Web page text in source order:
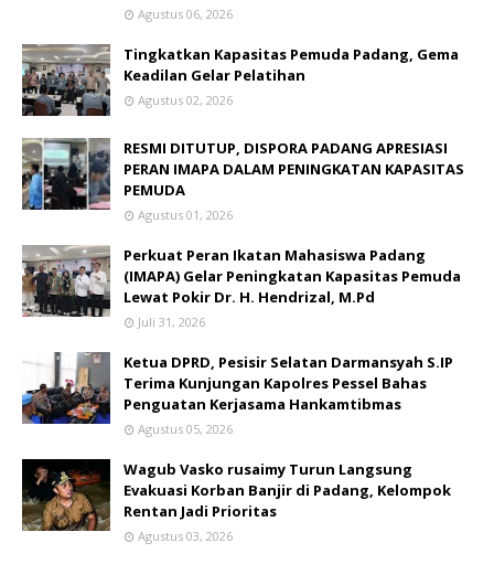
Agustus 06, 2026
Tingkatkan Kapasitas Pemuda Padang, Gema
Keadilan Gelar Pelatihan
Agustus 02, 2026
RESMI DITUTUP, DISPORA PADANG APRESIASI
PERAN IMAPA DALAM PENINGKATAN KAPASITAS
PEMUDA
Agustus 01, 2026
Perkuat Peran Ikatan Mahasiswa Padang
(IMAPA) Gelar Peningkatan Kapasitas Pemuda
Lewat Pokir Dr. H. Hendrizal, M.Pd
Juli 31, 2026
Ketua DPRD, Pesisir Selatan Darmansyah S.IP
Terima Kunjungan Kapolres Pessel Bahas
Penguatan Kerjasama Hankamtibmas
Agustus 05, 2026
Wagub Vasko rusaimy Turun Langsung
Evakuasi Korban Banjir di Padang, Kelompok
Rentan Jadi Prioritas
Agustus 03, 2026